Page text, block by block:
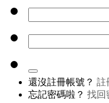
還沒註冊帳號？ 註
忘記密碼啦？ 找回